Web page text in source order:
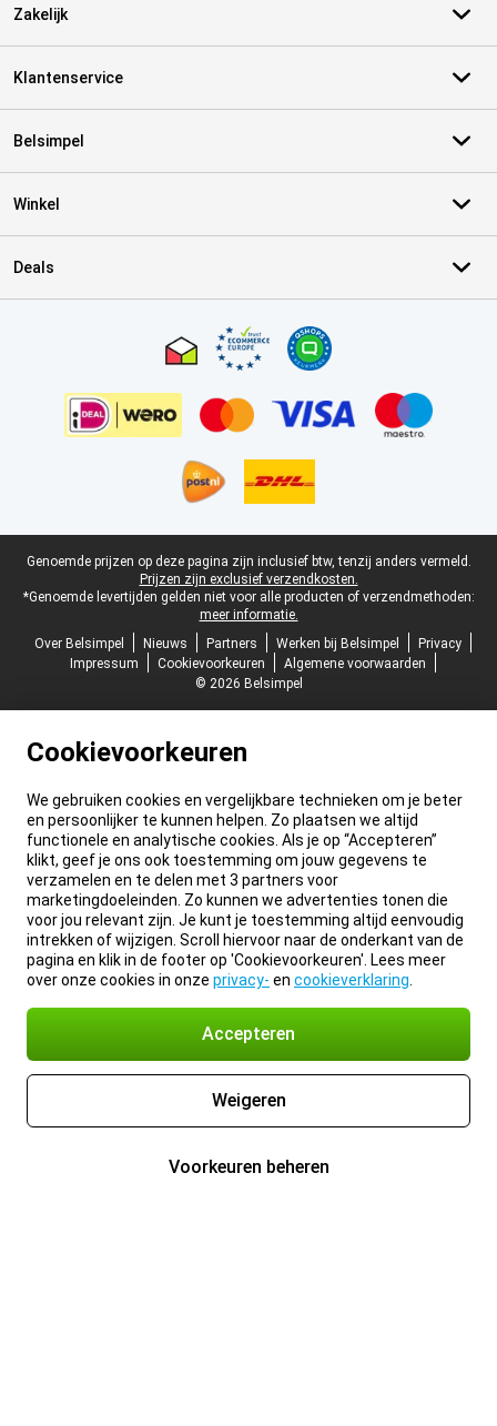
Zakelijk
Klantenservice
Belsimpel
Winkel
Deals
Juridische voettekst
Genoemde prijzen op deze pagina zijn inclusief btw, tenzij anders vermeld.
Prijzen zijn exclusief verzendkosten.
*Genoemde levertijden gelden niet voor alle producten of verzendmethoden:
meer informatie.
Over Belsimpel
Nieuws Partners Werken bij Belsimpel
Privacy
Impressum
Cookievoorkeuren
Algemene voorwaarden
© 2026 Belsimpel
Cookievoorkeuren
We gebruiken cookies en vergelijkbare technieken om je beter
en persoonlijker te kunnen helpen. Zo plaatsen we altijd
functionele en analytische cookies. Als je op “Accepteren”
klikt, geef je ons ook toestemming om jouw gegevens te
verzamelen en te delen met 3 partners voor
marketingdoeleinden. Zo kunnen we advertenties tonen die
voor jou relevant zijn. Je kunt je toestemming altijd eenvoudig
intrekken of wijzigen. Scroll hiervoor naar de onderkant van de
pagina en klik in de footer op 'Cookievoorkeuren'. Lees meer
over onze cookies in onze privacy- en cookieverklaring
Accepteren
Weigeren
Voorkeuren beheren